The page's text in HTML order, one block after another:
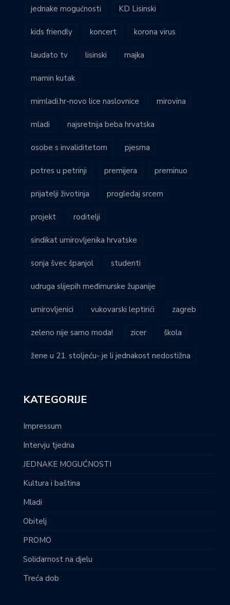
jednake mogućnosti KD Lisinski
kids friendly koncert korona virus
laudato tv lisinski majka
mamin kutak
mimladi.hr-novo lice naslovnice mirovina
mladi najsretnija beba hrvatska
osobe s invaliditetom pjesma
potres u petrinji premijera preminuo
prijatelji životinja progledaj srcem
projekt roditelji
sindikat umirovljenika hrvatske
sonja švec španjol studenti
udruga slijepih međimurske županije
umirovljenici vukovarski leptirići zagreb
zeleno nije samo moda! zicer škola
žene u 21. stoljeću- je li jednakost nedostižna
KATEGORIJE
Impressum
Intervju tjedna
JEDNAKE MOGUĆNOSTI
Kultura i baština
Mladi
Obitelj
PROMO
Solidarnost na djelu
Treća dob